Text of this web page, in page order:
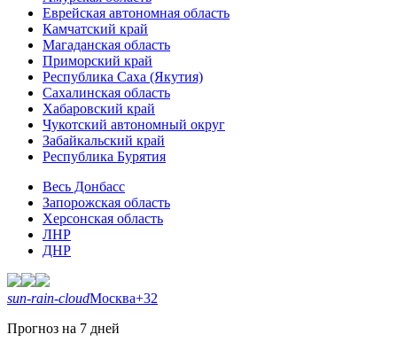
Еврейская автономная область
Камчатский край
Магаданская область
Приморский край
Республика Саха (Якутия)
Сахалинская область
Хабаровский край
Чукотский автономный округ
Забайкальский край
Республика Бурятия
Весь Донбасс
Запорожская область
Херсонская область
ЛНР
ДНР
sun-rain-cloudМосква+32
Прогноз на 7 дней